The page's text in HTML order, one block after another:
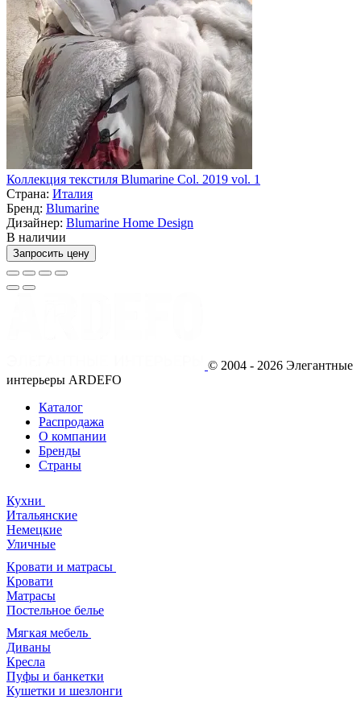
Коллекция текстиля Blumarine Col. 2019 vol. 1
Страна: Италия
Бренд: Blumarine
Дизайнер: Blumarine Home Design
В наличии
Запросить цену
© 2004 - 2026 Элегантные
интерьеры ARDEFO
Каталог
Распродажа
О компании
Бренды
Страны
Кухни
Итальянские
Немецкие
Уличные
Кровати и матрасы
Кровати
Матрасы
Постельное белье
Мягкая мебель
Диваны
Кресла
Пуфы и банкетки
Кушетки и шезлонги